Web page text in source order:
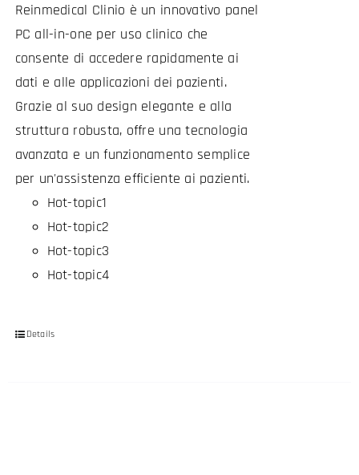
Reinmedical Clinio è un innovativo panel
PC all-in-one per uso clinico che
consente di accedere rapidamente ai
dati e alle applicazioni dei pazienti.
Grazie al suo design elegante e alla
struttura robusta, offre una tecnologia
avanzata e un funzionamento semplice
per un'assistenza efficiente ai pazienti.
Hot-topic1
Hot-topic2
Hot-topic3
Hot-topic4
Details